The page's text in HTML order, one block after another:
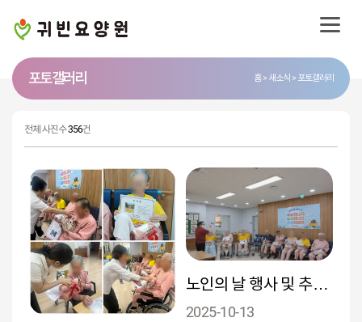
포토 갤러리 홈 새소식 포토갤러리
전체 사진수356건
노인의 날 행사 및 추석 명절 행사
2025-10-13